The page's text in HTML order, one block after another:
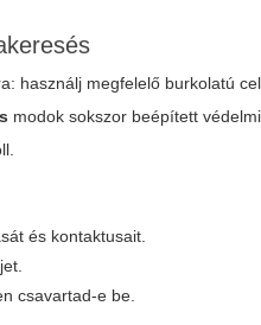
használj megfelelő burkolatú
modok sokszor beépített
és kontaktusait.
csavartad-e be.